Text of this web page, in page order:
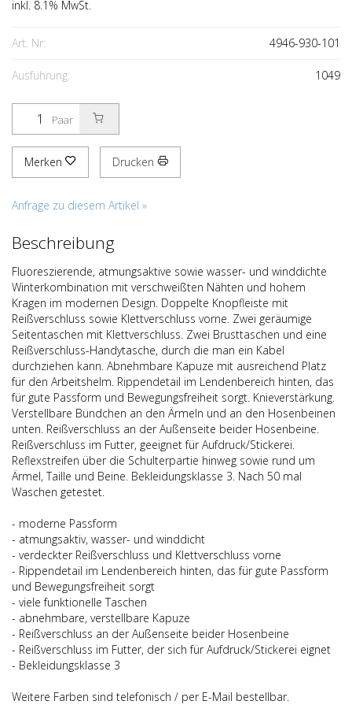
inkl. 8.1% MwSt.
Art. Nr: 4946-930-101
Ausführung: 1049
Paar
Merken Drucken
Anfrage zu diesem Artikel »
Beschreibung
Fluoreszierende, atmungsaktive sowie wasser- und winddichte
Winterkombination mit verschweißten Nähten und hohem
Kragen im modernen Design. Doppelte Knopfleiste mit
Reißverschluss sowie Klettverschluss vorne. Zwei geräumige
Seitentaschen mit Klettverschluss. Zwei Brusttaschen und eine
Reißverschluss-Handytasche, durch die man ein Kabel
durchziehen kann. Abnehmbare Kapuze mit ausreichend Platz
für den Arbeitshelm. Rippendetail im Lendenbereich hinten, das
für gute Passform und Bewegungsfreiheit sorgt. Knieverstärkung.
Verstellbare Bündchen an den Ärmeln und an den Hosenbeinen
unten. Reißverschluss an der Außenseite beider Hosenbeine.
Reißverschluss im Futter, geeignet für Aufdruck/Stickerei.
Reflexstreifen über die Schulterpartie hinweg sowie rund um
Ärmel, Taille und Beine. Bekleidungsklasse 3. Nach 50 mal
Waschen getestet.
- moderne Passform
- atmungsaktiv, wasser- und winddicht
- verdeckter Reißverschluss und Klettverschluss vorne
- Rippendetail im Lendenbereich hinten, das für gute Passform
und Bewegungsfreiheit sorgt
- viele funktionelle Taschen
- abnehmbare, verstellbare Kapuze
- Reißverschluss an der Außenseite beider Hosenbeine
- Reißverschluss im Futter, der sich für Aufdruck/Stickerei eignet
- Bekleidungsklasse 3
Weitere Farben sind telefonisch / per E-Mail bestellbar.